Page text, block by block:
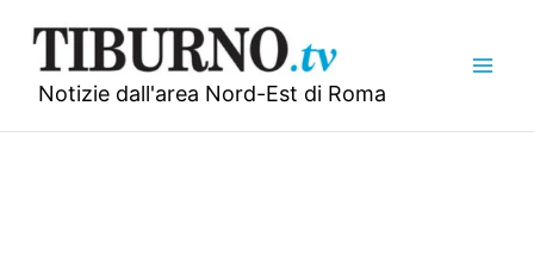
contenuto
Notizie dall'area Nord-Est di Roma